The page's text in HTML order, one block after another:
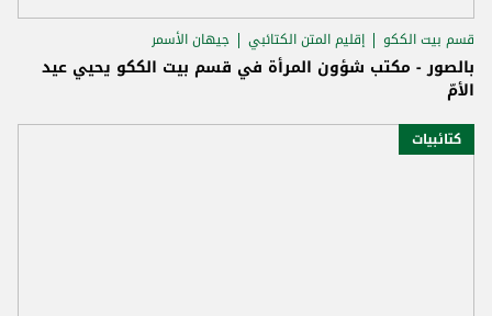
قسم بيت الككو إقليم المتن الكتائبي جيهان الأسمر
بالصور - مكتب شؤون المرأة في قسم بيت الككو يحيي عيد
الأمّ
كتائبيات